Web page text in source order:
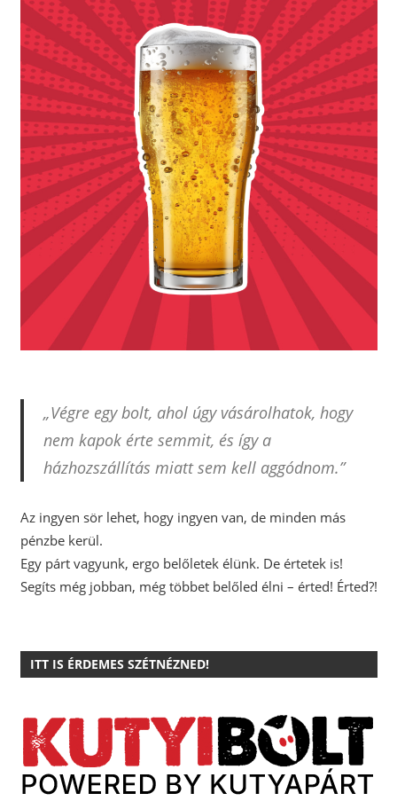
„Végre egy bolt, ahol úgy vásárolhatok, hogy
nem kapok érte semmit, és így a
házhozszállítás miatt sem kell aggódnom.”
Az ingyen sör lehet, hogy ingyen van, de minden más
pénzbe kerül.
Egy párt vagyunk, ergo belőletek élünk. De értetek is!
Segíts még jobban, még többet belőled élni – érted! Érted?!
ITT IS ÉRDEMES SZÉTNÉZNED!